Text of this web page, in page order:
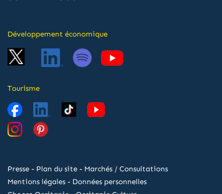
Développement économique
Tourisme
Presse - Plan du site - Marchés / Consultations
Mentions légales - Données personnelles